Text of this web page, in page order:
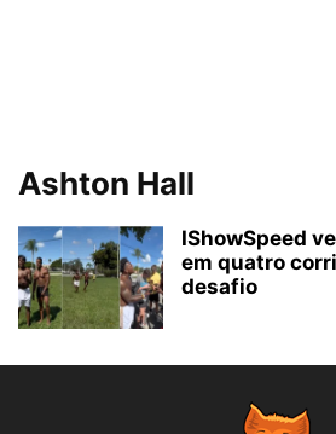
Ashton Hall
IShowSpeed
em quatro
desafio